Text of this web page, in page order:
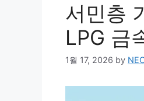
서민층
LPG 금
1월 17, 2026 by